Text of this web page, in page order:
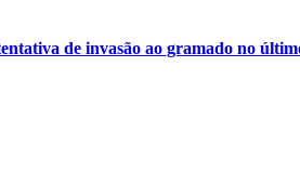
de invasão ao gramado no